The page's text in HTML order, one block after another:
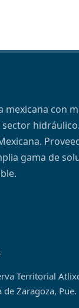
mexicana con
sector
gama de
Territorial
Zaragoza, Pue.